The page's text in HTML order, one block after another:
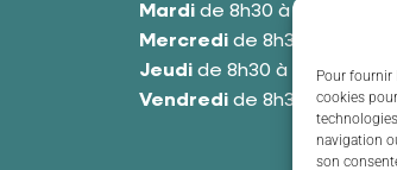
Pour fournir
cookies
navigation
son
Mardide 8h30 à 12h00 et de
Mercredide 8h30 à 12h00
Jeudide 8h30 à 12h00 et
Vendredide 8h30 à 12h00